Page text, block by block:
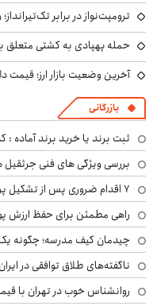
ترومپت‌نواز در برابر
حمله پهپادی به کشتی متعلق
آخرین وضعیت بازار ارز؛ قیمت دلار، یورو
بازرگانی
ثبت برند یا خرید برند آماده
بررسی ویژگی های فنی جرثقیل
۷ اقدام ضروری پس از تشکیل پرونده مواد مخدر؛ راهنمای خانواده‌ها
راهی مطمئن برای حفظ ارزش
چیدمان کیف مدرسه؛ چگونه
ناگفته‌های طلاق توافقی در
روانشناس خوب در تهران با